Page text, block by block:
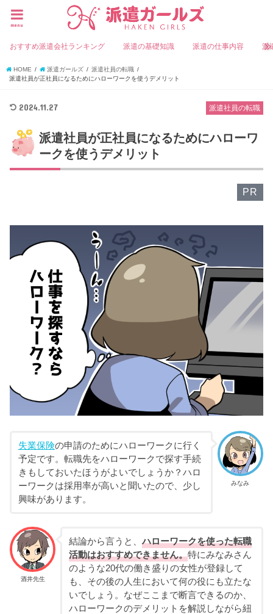
menu
おすすめ派遣会社ランキング 派遣の基礎知識 派遣の仕事内容 派
HOME 派遣ガールズ
派遣社員の転職
派遣社員が正社員になるためにハローワークを使うデメリット
派遣社員の転職
2024.11.27
派遣社員が正社員になるためにハローワ
ークを使うデメリット
PR
みなみ
失業保険の申請のためにハローワークに行く
予定です。転職先をハローワークで探す手続
きもしておいたほうがよいでしょうか？ハロ
ーワークは採用率が高いと聞いたので、少し
興味があります。
酒井先生
結論から言うと、ハローワークを使った転職
活動はおすすめできません。特にみなみさん
のような20代の働き盛りの女性が登録して
も、その後の人生において何の役にも立たな
いでしょう。なぜここまで断言できるのか、
ハローワークのデメリットを解説しながら紐